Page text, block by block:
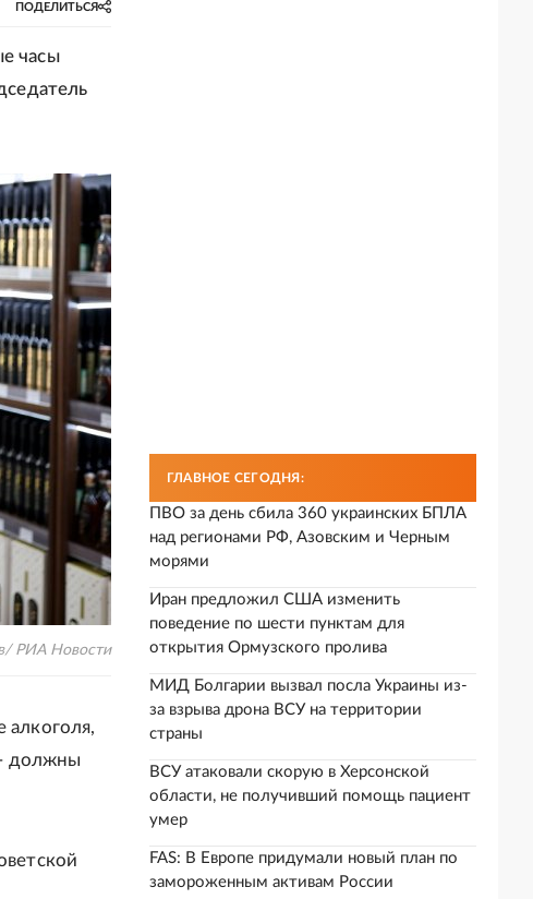
ПОДЕЛИТЬСЯ
часы
РИА Новости
алкоголя,
должны
ГЛАВНОЕ СЕГОДНЯ:
ПВО за день сбила 360 украинских БПЛА
над регионами РФ, Азовским и Черным
морями
Иран предложил США изменить
поведение по шести пунктам для
открытия Ормузского пролива
МИД Болгарии вызвал посла Украины из-
за взрыва дрона ВСУ на территории
страны
ВСУ атаковали скорую в Херсонской
области, не получивший помощь пациент
умер
FAS: В Европе придумали новый план по
замороженным активам России